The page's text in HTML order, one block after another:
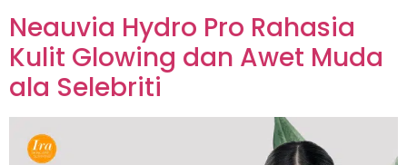
Neauvia Hydro Pro Rahasia
Kulit Glowing dan Awet Muda
ala Selebriti